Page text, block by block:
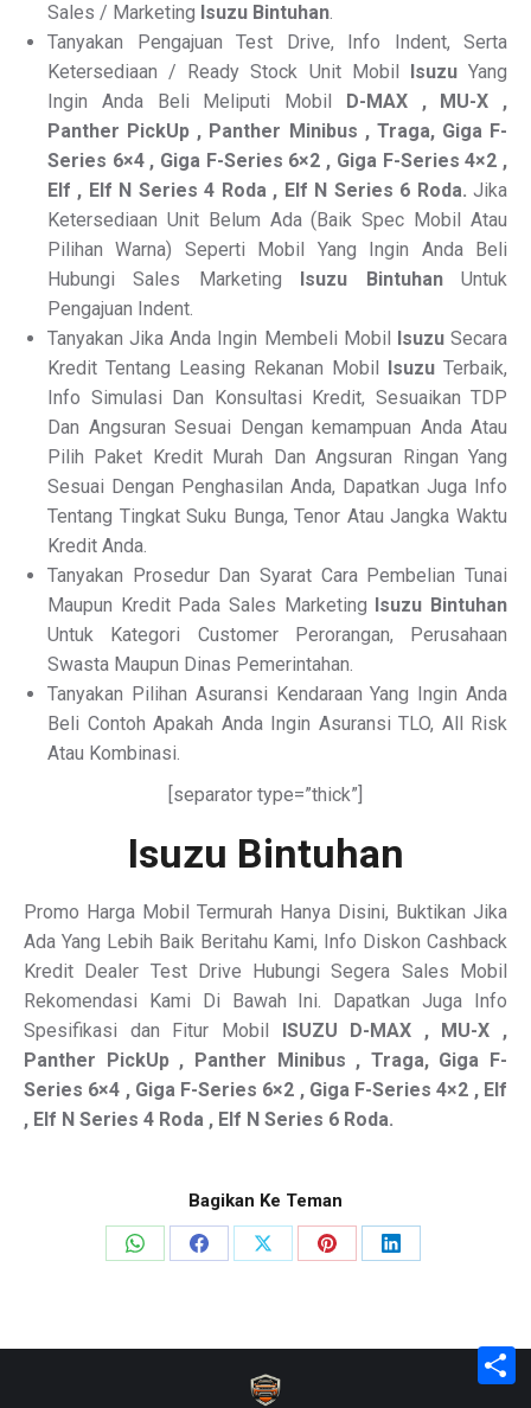
Sales / Marketing Isuzu Bintuhan.
Tanyakan Pengajuan Test Drive, Info Indent, Serta
Ketersediaan / Ready Stock Unit Mobil IsuzuYang
Ingin Anda Beli Meliputi Mobil D-MAX , MU-X ,
Panther PickUp , Panther Minibus , Traga, Giga F-
Series 6×4 , Giga F-Series 6×2 , Giga F-Series 4×2 ,
Elf , Elf N Series 4 Roda , Elf N Series 6 Roda. Jika
Ketersediaan Unit Belum Ada (Baik Spec Mobil Atau
Pilihan Warna) Seperti Mobil Yang Ingin Anda Beli
Hubungi Sales Marketing Isuzu BintuhanUntuk
Pengajuan Indent.
Tanyakan Jika Anda Ingin Membeli Mobil IsuzuSecara
Kredit Tentang Leasing Rekanan Mobil Isuzu Terbaik,
Info Simulasi Dan Konsultasi Kredit, Sesuaikan TDP
Dan Angsuran Sesuai Dengan kemampuan Anda Atau
Pilih Paket Kredit Murah Dan Angsuran Ringan Yang
Sesuai Dengan Penghasilan Anda, Dapatkan Juga Info
Tentang Tingkat Suku Bunga, Tenor Atau Jangka Waktu
Kredit Anda.
Tanyakan Prosedur Dan Syarat Cara Pembelian Tunai
Maupun Kredit Pada Sales Marketing Isuzu Bintuhan
Untuk Kategori Customer Perorangan, Perusahaan
Swasta Maupun Dinas Pemerintahan.
Tanyakan Pilihan Asuransi Kendaraan Yang Ingin Anda
Beli Contoh Apakah Anda Ingin Asuransi TLO, All Risk
Atau Kombinasi.
[separator type=”thick”]
Isuzu Bintuhan
Promo Harga Mobil Termurah Hanya Disini, Buktikan Jika
Ada Yang Lebih Baik Beritahu Kami, Info Diskon Cashback
Kredit Dealer Test Drive Hubungi Segera Sales Mobil
Rekomendasi Kami Di Bawah Ini. Dapatkan Juga Info
Spesifikasi dan Fitur Mobil ISUZU D-MAX , MU-X ,
Panther PickUp , Panther Minibus , Traga, Giga F-
Series 6×4 , Giga F-Series 6×2 , Giga F-Series 4×2 , Elf
, Elf N Series 4 Roda , Elf N Series 6 Roda.
Bagikan Ke Teman
Share
Share
Share
Share
Share